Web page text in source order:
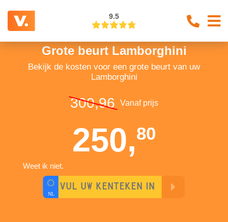
9.5
Grote beurt Lamborghini
Bekijk de kosten voor een grote beurt van uw
Lamborghini
300,96 Vanaf prijs
250,80
Weet ik niet.